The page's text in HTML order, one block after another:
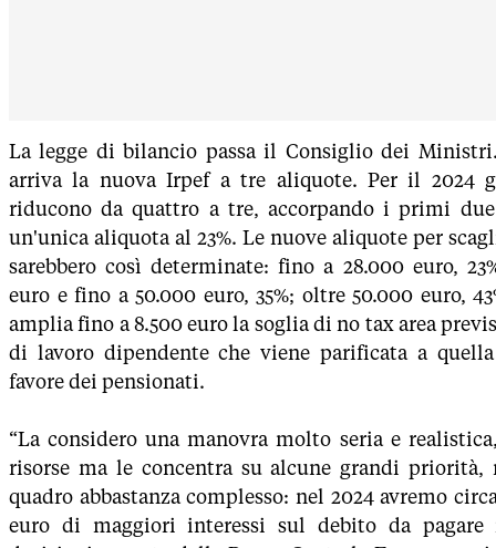
La legge di bilancio passa il Consiglio dei
arriva la nuova Irpef a tre aliquote. Per il 2024
riducono da quattro a tre, accorpando i primi
un'unica aliquota al 23%. Le nuove aliquote per
sarebbero così determinate: fino a 28.000 euro,
euro e fino a 50.000 euro, 35%; oltre 50.000 euro,
amplia fino a 8.500 euro la soglia di no tax area
di lavoro dipendente che viene parificata a
favore dei pensionati.
“La considero una manovra molto seria e
risorse ma le concentra su alcune grandi priorità,
quadro abbastanza complesso: nel 2024 avremo
euro di maggiori interessi sul debito da